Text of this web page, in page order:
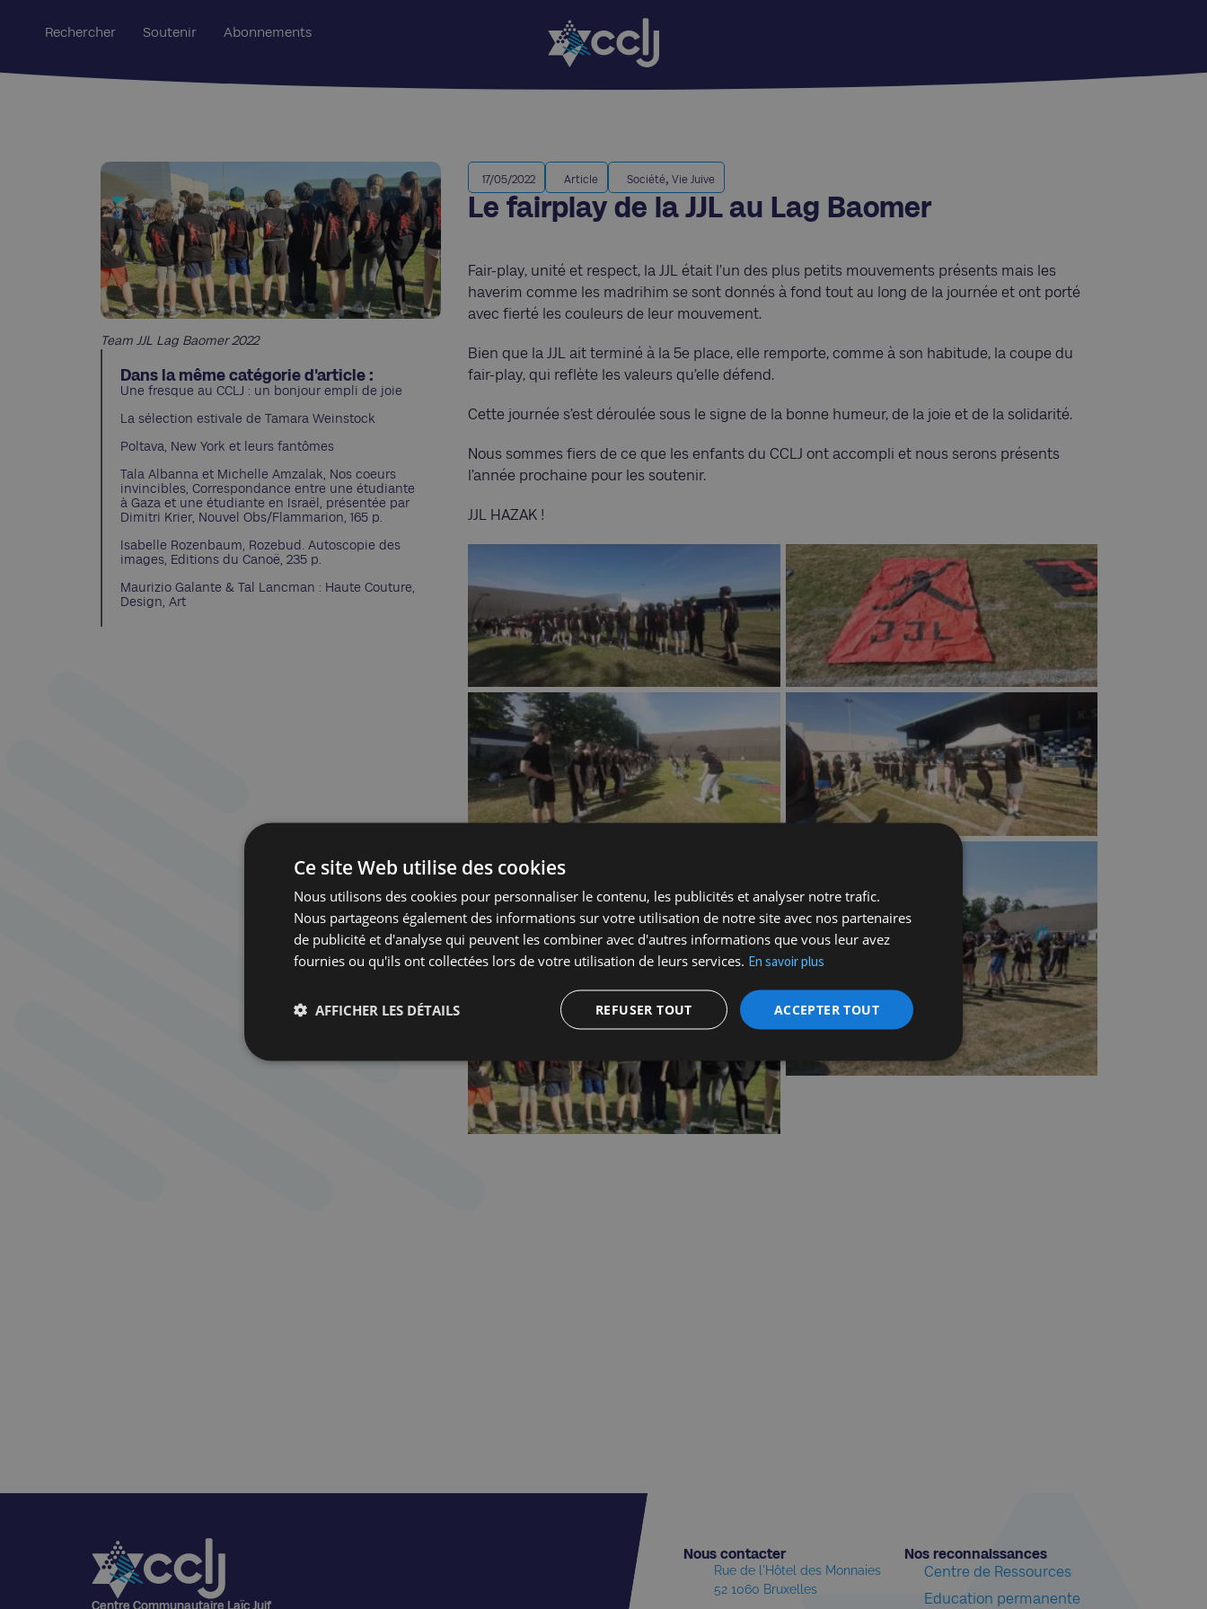
Rechercher Soutenir Abonnements
Team JJL Lag Baomer 2022
Dans la même catégorie d'article :
Une fresque au CCLJ : un bonjour empli de joie
La sélection estivale de Tamara Weinstock
Poltava, New York et leurs fantômes
Tala Albanna et Michelle Amzalak, Nos coeurs
invincibles, Correspondance entre une étudiante
à Gaza et une étudiante en Israël, présentée par
Dimitri Krier, Nouvel Obs/Flammarion, 165 p.
Isabelle Rozenbaum, Rozebud. Autoscopie des
images, Editions du Canoë, 235 p.
Maurizio Galante & Tal Lancman : Haute Couture,
Design, Art
17/05/2022 Article Société, Vie Juive
Le fairplay de la JJL au Lag Baomer
Fair-play, unité et respect, la JJL était l’un des plus petits mouvements présents mais les
haverim comme les madrihim se sont donnés à fond tout au long de la journée et ont porté
avec fierté les couleurs de leur mouvement.
Bien que la JJL ait terminé à la 5e place, elle remporte, comme à son habitude, la coupe du
fair-play, qui reflète les valeurs qu’elle défend.
Cette journée s’est déroulée sous le signe de la bonne humeur, de la joie et de la solidarité.
Nous sommes fiers de ce que les enfants du CCLJ ont accompli et nous serons présents
l’année prochaine pour les soutenir.
JJL HAZAK !
Centre Communautaire Laïc Juif
Nous contacter​
Rue de l'Hôtel des Monnaies
52 1060 Bruxelles
Nos reconnaissances​
Centre de Ressources
Education permanente
Ce site Web utilise des cookies
Nous utilisons des cookies pour personnaliser le contenu, les publicités et analyser notre trafic.
Nous partageons également des informations sur votre utilisation de notre site avec nos partenaires
de publicité et d'analyse qui peuvent les combiner avec d'autres informations que vous leur avez
fournies ou qu'ils ont collectées lors de votre utilisation de leurs services. En savoir plus
ACCEPTER TOUT
REFUSER TOUT
AFFICHER LES DÉTAILS